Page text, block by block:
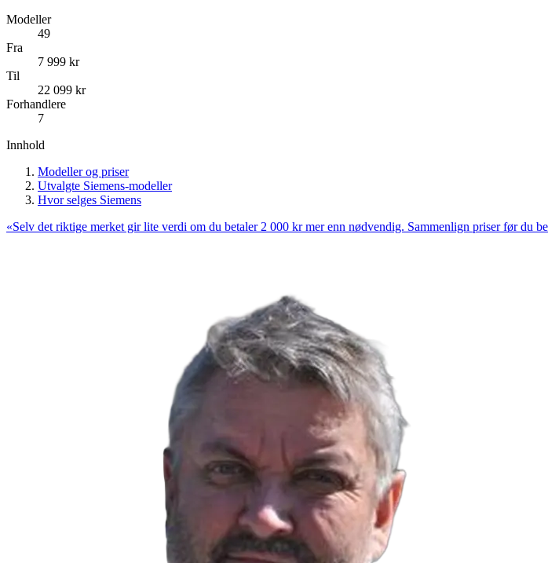
Modeller
49
Fra
7 999 kr
Til
22 099 kr
Forhandlere
7
Innhold
Modeller og priser
Utvalgte Siemens-modeller
Hvor selges Siemens
«Selv det riktige merket gir lite verdi om du betaler 2 000 kr mer enn nødvendig. Sammenlign priser før du